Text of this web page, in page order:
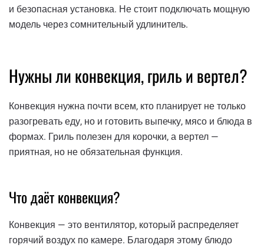
и безопасная установка. Не стоит подключать мощную
модель через сомнительный удлинитель.
Нужны ли конвекция, гриль и вертел?
Конвекция нужна почти всем, кто планирует не только
разогревать еду, но и готовить выпечку, мясо и блюда в
формах. Гриль полезен для корочки, а вертел —
приятная, но не обязательная функция.
Что даёт конвекция?
Конвекция — это вентилятор, который распределяет
горячий воздух по камере. Благодаря этому блюдо